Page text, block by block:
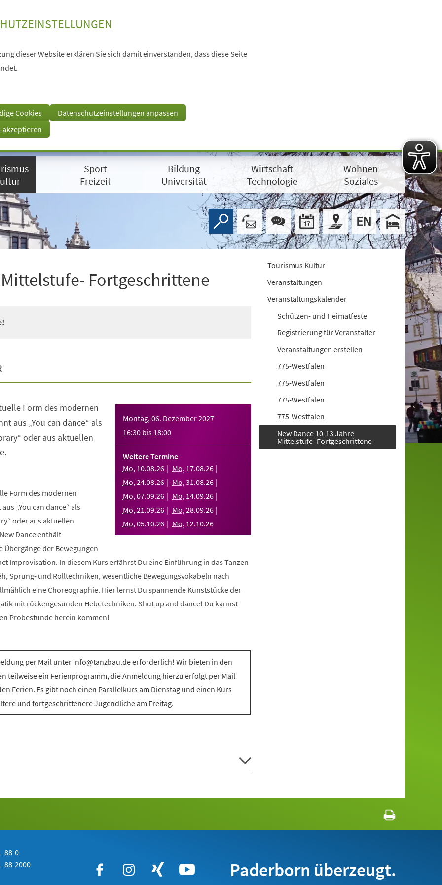
dieser Website erklären Sie sich damit einverstanden, dass diese Seite
Cookies
Datenschutzeinstellungen anpassen
akzeptieren
Sport
Freizeit
Bildung
Universität
Wirtschaft
Technologie
Wohnen
Soziales
Fortgeschrittene
Montag, 06. Dezember 2027
16:30 bis 18:00
Weitere Termine
Mo, 10.08.26 Mo, 17.08.26
Mo,24.08.26 Mo,31.08.26
Mo,07.09.26 Mo, 14.09.26
Mo,21.09.26 Mo,28.09.26
Mo,05.10.26 Mo, 12.10.26
Form des modernen
aus „You can dance“ als
oder aus aktuellen
Form des modernen
„You can dance“ als
oder aus aktuellen
Dance enthält
der Bewegungen
Improvisation. In diesem Kurs erfährst Du eine Einführung in das Tanzen
Sprung- und Rolltechniken, wesentliche Bewegungsvokabeln nach
eine Choreographie. Hier lernst Du spannende Kunststücke der
mit rückengesunden Hebetechniken. Shut up and dance! Du kannst
Probestunde herein kommen!
per Mail unter info@tanzbau.de erforderlich! Wir bieten in den
teilweise ein Ferienprogramm, die Anmeldung hierzu erfolgt per Mail
Ferien. Es gibt noch einen Parallelkurs am Dienstag und einen Kurs
und fortgeschrittenere Jugendliche am Freitag.
Tourismus Kultur
Veranstaltungen
Veranstaltungskalender
Schützen- und Heimatfeste
Registrierung für Veranstalter
Veranstaltungen erstellen
775-Westfalen
775-Westfalen
775-Westfalen
775-Westfalen
New Dance 10-13 Jahre
Mittelstufe- Fortgeschrittene
88-0
88-2000 Paderborn überzeugt.